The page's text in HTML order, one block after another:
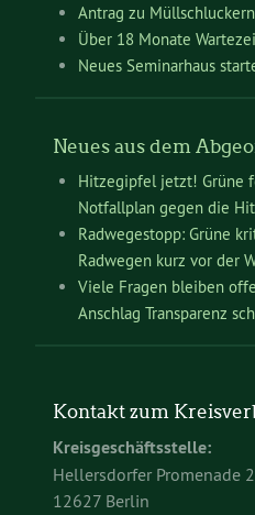
Antrag zu
Über 18 Monate
Neues Seminarhaus
Neues aus dem
Hitzegipfel jetzt! Grüne
Notfallplan gegen die
Radwegestopp: Grüne
Radwegen kurz vor der
Viele Fragen bleiben
Anschlag Transparenz
Kontakt zum
Kreisgeschäftsstelle:
Hellersdorfer Promenade
12627 Berlin